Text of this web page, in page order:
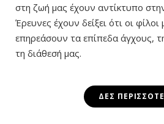
στη ζωή μας έχουν αντίκτυπο
Έρευνες έχουν δείξει ότι οι
επηρεάσουν τα επίπεδα άγχους,
τη διάθεσή μας.
ΔΕΣ